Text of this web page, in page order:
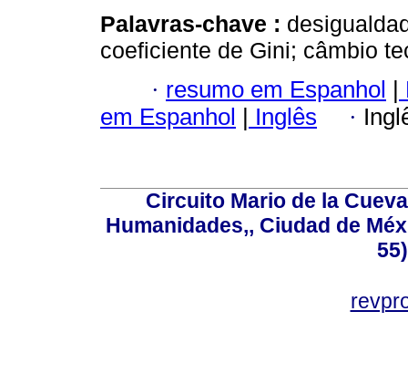
Palavras-chave :
coeficiente de Gini; câmbio
· resumo em Espanhol |
em Espanhol | Inglês ·
Circuito Mario de la
Humanidades,, Ciudad de